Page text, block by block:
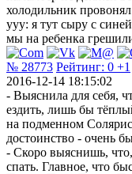
холодильник
yyy: я тут сыру с
мы на ребенка
№ 28773 Рейтинг: 0 +1
2016-12-14 18:15:02
- Выяснила для себя,
ездить, лишь бы
на подменном
достоинство - очень
- Скоро выяснишь,
спать. Главное, что